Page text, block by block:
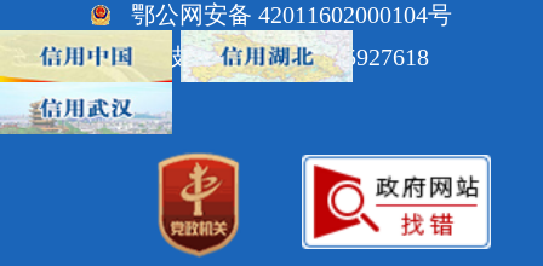
鄂公网安备 42011602000104号
网站技术支持电话：85927618